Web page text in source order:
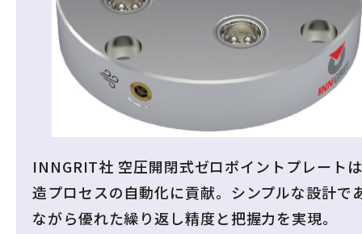
INNGRIT社 空圧開閉式ゼロポイントプレート
造プロセスの自動化に貢献。シンプルな設計で
ながら優れた繰り返し精度と把握力を実現。